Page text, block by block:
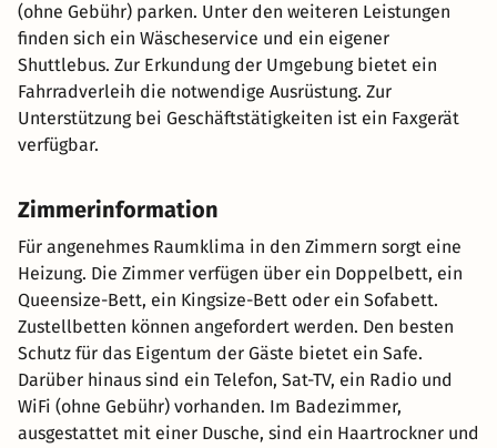
(ohne Gebühr) parken. Unter den weiteren Leistungen
finden sich ein Wäscheservice und ein eigener
Shuttlebus. Zur Erkundung der Umgebung bietet ein
Fahrradverleih die notwendige Ausrüstung. Zur
Unterstützung bei Geschäftstätigkeiten ist ein Faxgerät
verfügbar.
Zimmerinformation
Für angenehmes Raumklima in den Zimmern sorgt eine
Heizung. Die Zimmer verfügen über ein Doppelbett, ein
Queensize-Bett, ein Kingsize-Bett oder ein Sofabett.
Zustellbetten können angefordert werden. Den besten
Schutz für das Eigentum der Gäste bietet ein Safe.
Darüber hinaus sind ein Telefon, Sat-TV, ein Radio und
WiFi (ohne Gebühr) vorhanden. Im Badezimmer,
ausgestattet mit einer Dusche, sind ein Haartrockner und